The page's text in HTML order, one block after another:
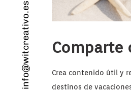
info@witcreativo.es Comparte
Crea contenido útil y
destinos de